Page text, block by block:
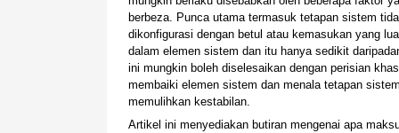
berbeza. Punca utama termasuk tetapan sistem
dikonfigurasi dengan betul atau kemasukan yang
dalam elemen sistem dan itu hanya sedikit
ini mungkin boleh diselesaikan dengan perisian
membaiki elemen sistem dan menala tetapan
memulihkan kestabilan.
Artikel ini menyediakan butiran mengenai apa
Once the download is complete, click on the
downloaded file link